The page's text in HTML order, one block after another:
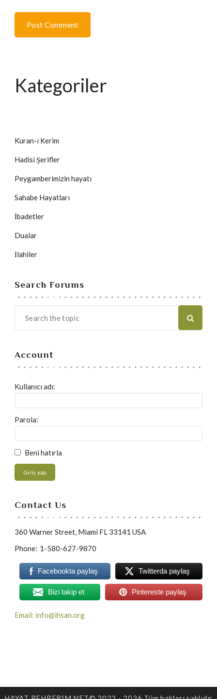
Kategoriler
Kuran-ı Kerim
Hadisi Şerifler
Peygamberimizin hayatı
Sahabe Hayatları
İbadetler
Dualar
İlahiler
Search Forums
Account
Kullanıcı adı:
Parola:
Beni hatırla
Giriş yap
Contact Us
360 Warner Street, Miami FL 33141 USA
Phone: 1-580-627-9870
Facebookta paylaş Twitterda paylaş
Bizi takip et Pintereste paylaş
Email: info@ihsan.org
Post Comment